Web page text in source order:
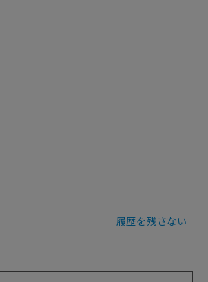
履歴を残さない